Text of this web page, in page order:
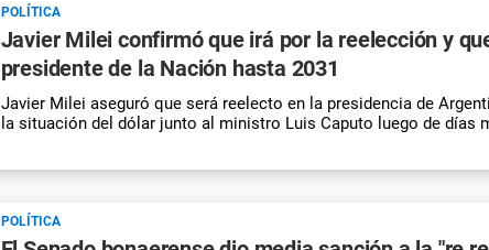
POLÍTICA
Javier Milei confirmó que irá por la reelección y
presidente de la Nación hasta 2031
Javier Milei aseguró que será reelecto en la presidencia de
la situación del dólar junto al ministro Luis Caputo luego de días
POLÍTICA